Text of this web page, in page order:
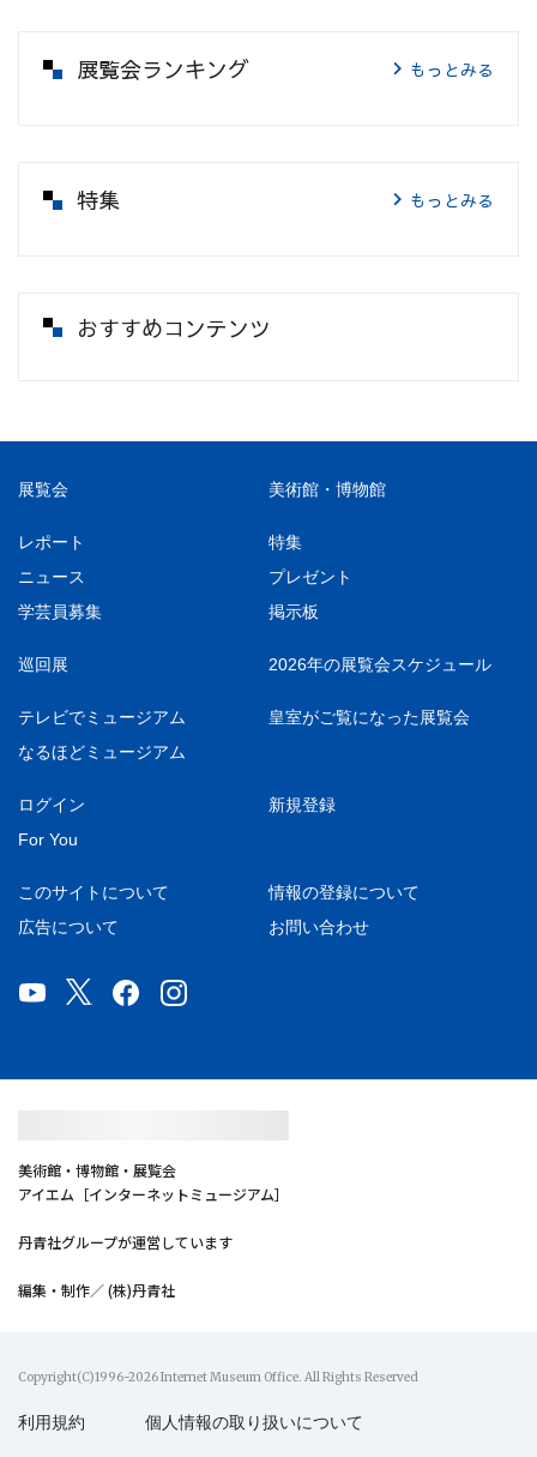
展覧会ランキング もっとみる
特集 もっとみる
おすすめコンテンツ
展覧会 美術館・博物館
レポート
特集
ニュース
プレゼント
学芸員募集
掲示板
巡回展 2026年の展覧会スケジュール
テレビでミュージアム
皇室がご覧になった展覧会
なるほどミュージアム
ログイン
新規登録
For You
このサイトについて
情報の登録について
広告について
お問い合わせ
美術館・博物館・展覧会
アイエム［インターネットミュージアム］
丹青社グループが運営しています
編集・制作／ (株)丹青社
Copyright(C)1996-2026 Internet Museum Office. All Rights Reserved
利用規約 個人情報の取り扱いについて